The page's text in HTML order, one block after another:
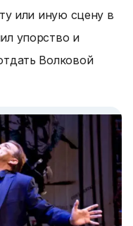
или иную сцену в
упорство и
Волковой